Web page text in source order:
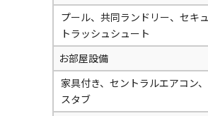
プール、共同ランドリー、セキュ
トラッシュシュート
お部屋設備
家具付き、セントラルエアコン
スタブ